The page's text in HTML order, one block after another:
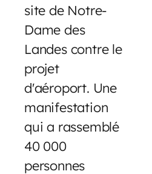
site de Notre-
Dame des
Landes contre le
projet
d'aéroport. Une
manifestation
qui a rassemblé
40 000
personnes